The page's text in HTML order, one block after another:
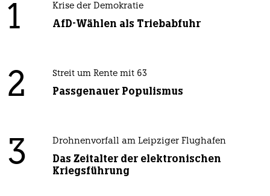
1 Krise der Demokratie
AfD-Wählen als Triebabfuhr
2 Streit um Rente mit 63
Passgenauer Populismus
3 Drohnenvorfall am Leipziger Flughafen
Das Zeitalter der elektronischen
Kriegsführung